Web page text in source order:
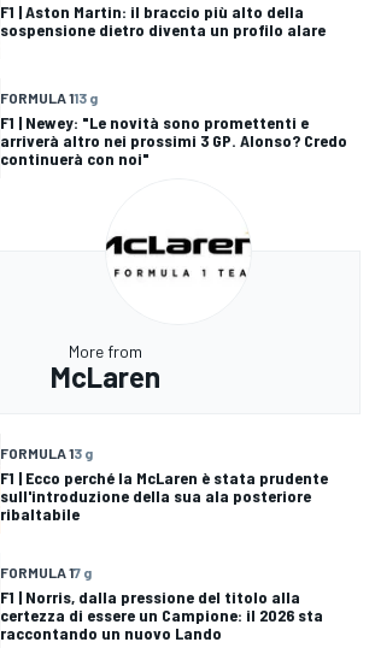
F1 | Aston Martin: il braccio più alto della
sospensione dietro diventa un profilo alare
FORMULA 113 g
F1 | Newey: "Le novità sono promettenti e
arriverà altro nei prossimi 3 GP. Alonso? Credo
continuerà con noi"
More from
McLaren
FORMULA 13 g
F1 | Ecco perché la McLaren è stata prudente
sull'introduzione della sua ala posteriore
ribaltabile
FORMULA 17 g
F1 | Norris, dalla pressione del titolo alla
certezza di essere un Campione: il 2026 sta
raccontando un nuovo Lando